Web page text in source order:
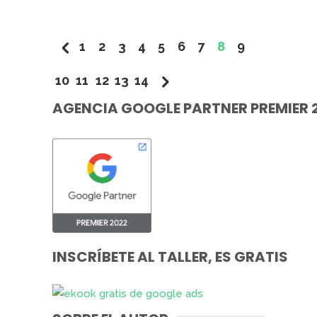
1 2 3 4 5 6 7 8 9
10 11 12 13 14
AGENCIA GOOGLE PARTNER PREMIER
INSCRÍBETE AL TALLER, ES GRATIS